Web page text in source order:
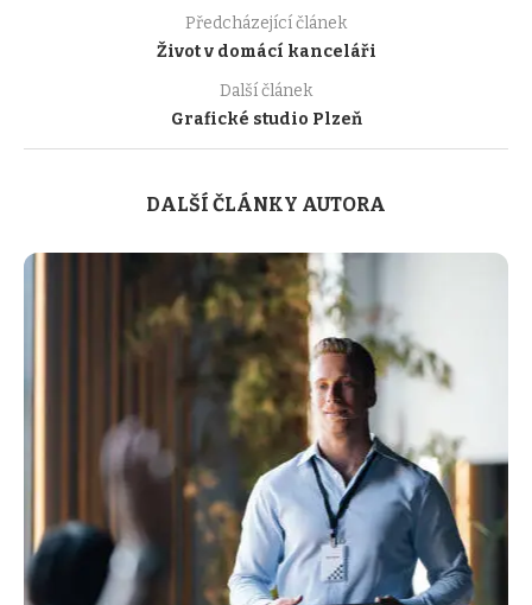
Předcházející článek
Život v domácí kanceláři
Další článek
Grafické studio Plzeň
DALŠÍ ČLÁNKY AUTORA